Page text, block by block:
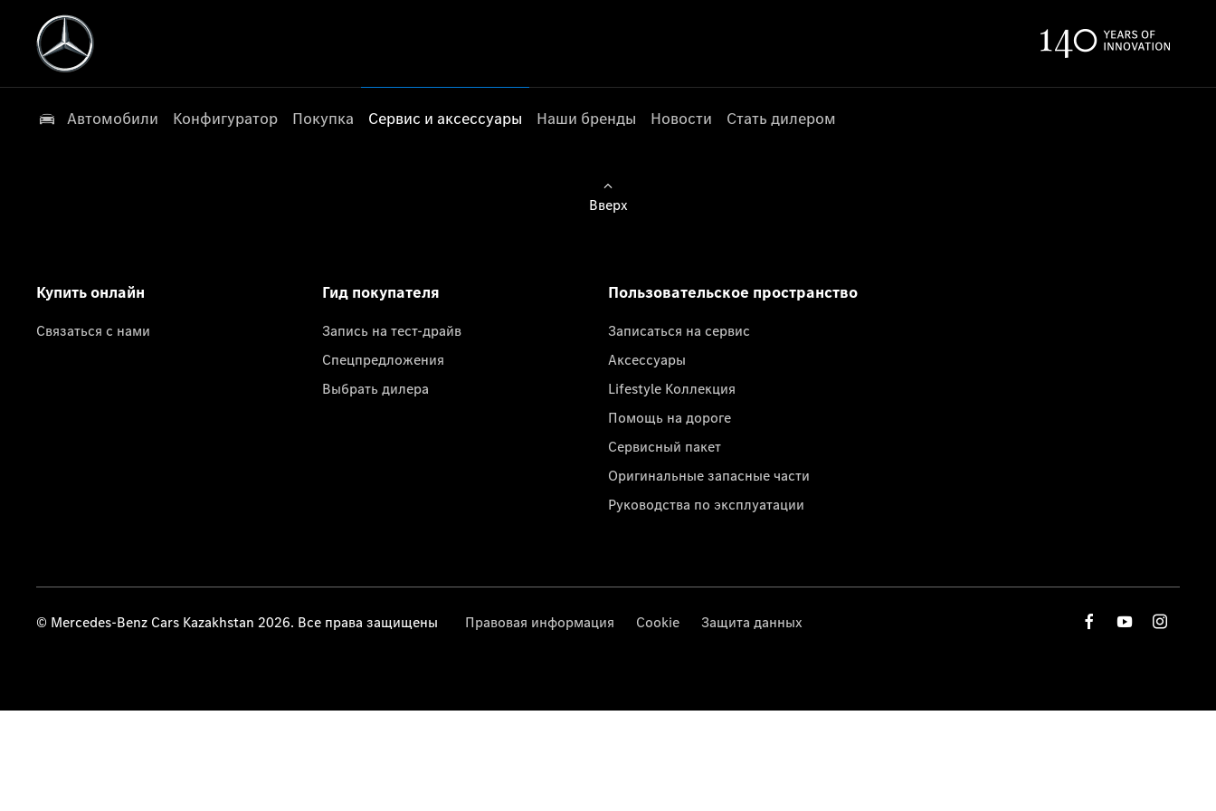
Автомобили Конфигуратор Покупка Сервис и аксессуары Наши бренды Новости Стать дилером
Вверх
Купить онлайн
Связаться с нами
Гид покупателя
Запись на тест-драйв
Спецпредложения
Выбрать дилера
Пользовательское пространство
Записаться на сервис
Аксессуары
Lifestyle Коллекция
Помощь на дороге
Сервисный пакет
Оригинальные запасные части
Руководства по эксплуатации
© Mercedes-Benz Cars Kazakhstan 2026. Все права защищены Правовая информация Cookie Защита данных